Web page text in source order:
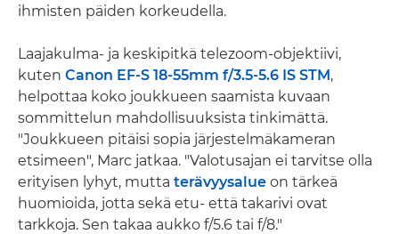
ihmisten päiden korkeudella.
Laajakulma- ja keskipitkä telezoom-objektiivi,
kuten Canon EF-S 18-55mm f/3.5-5.6 IS STM,
helpottaa koko joukkueen saamista kuvaan
sommittelun mahdollisuuksista tinkimättä.
"Joukkueen pitäisi sopia järjestelmäkameran
etsimeen", Marc jatkaa. "Valotusajan ei tarvitse olla
erityisen lyhyt, mutta terävyysalue on tärkeä
huomioida, jotta sekä etu- että takarivi ovat
tarkkoja. Sen takaa aukko f/5.6 tai f/8."